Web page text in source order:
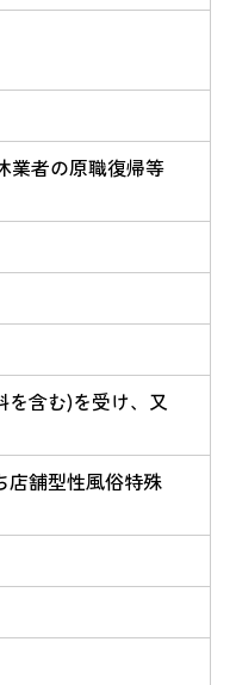
業者の原職復帰等
含む)を受け、又
店舗型性風俗特殊